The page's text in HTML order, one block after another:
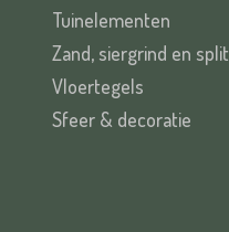
Tuinelementen
Zand, siergrind en split
Vloertegels
Sfeer & decoratie